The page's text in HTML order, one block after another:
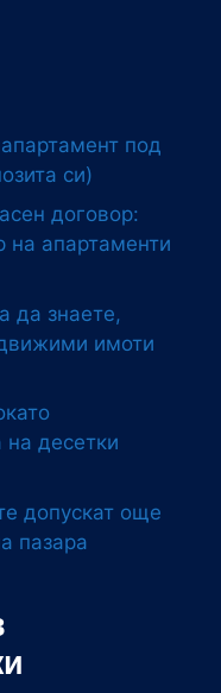
под
си)
договор:
на апартаменти
да знаете,
имоти
на десетки
допускат още
пазара